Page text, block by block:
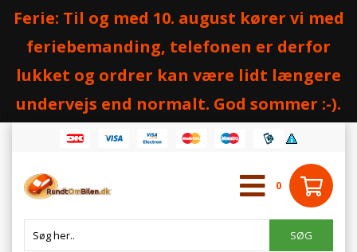
Ferie: Til og med 10. august kører vi med
feriebemanding, telefonen er derfor
lukket og ordrer kan være lidt længere
undervejs end normalt. God sommer :-).
0